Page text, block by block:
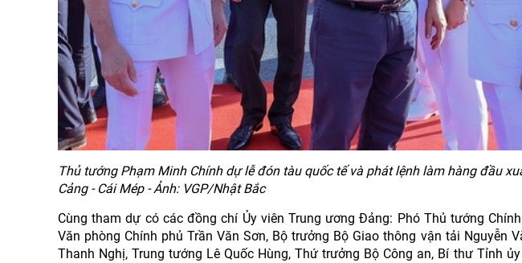
Thủ tướng Phạm Minh Chính dự lễ đón tàu quốc tế và phát lệnh làm hàng đầu
Cảng - Cái Mép - Ảnh: VGP/Nhật Bắc
Cùng tham dự có các đồng chí Ủy viên Trung ương Đảng: Phó Thủ tướng
Văn phòng Chính phủ Trần Văn Sơn, Bộ trưởng Bộ Giao thông vận tải Nguyễn
Thanh Nghị, Trung tướng Lê Quốc Hùng, Thứ trưởng Bộ Công an, Bí thư Tỉnh